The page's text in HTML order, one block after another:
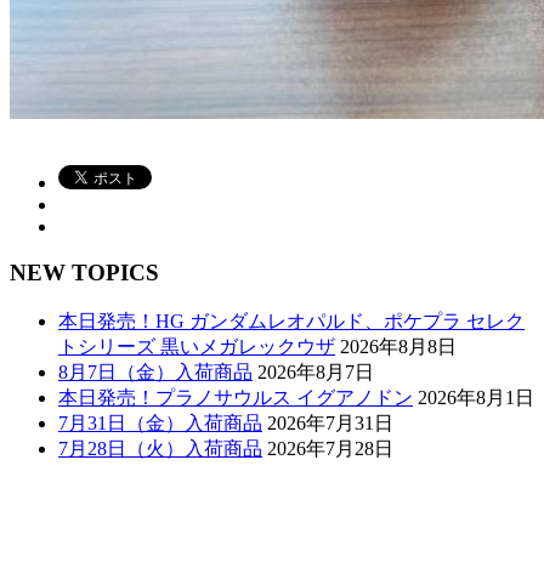
NEW TOPICS
本日発売！HG ガンダムレオパルド、ポケプラ セレク
トシリーズ 黒いメガレックウザ 2026年8月8日
8月7日（金）入荷商品 2026年8月7日
本日発売！プラノサウルス イグアノドン 2026年8月1日
7月31日（金）入荷商品 2026年7月31日
7月28日（火）入荷商品 2026年7月28日